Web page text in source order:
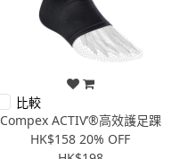
比較
Compex ACTIV’®高效護足踝
HK$158 20% OFF